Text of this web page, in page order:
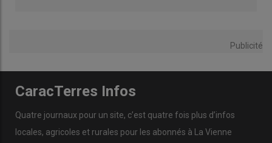
Publicité
CaracTerres Infos
Quatre journaux pour un site, c’est quatre fois plus d’infos
locales, agricoles et rurales pour les abonnés à La Vienne